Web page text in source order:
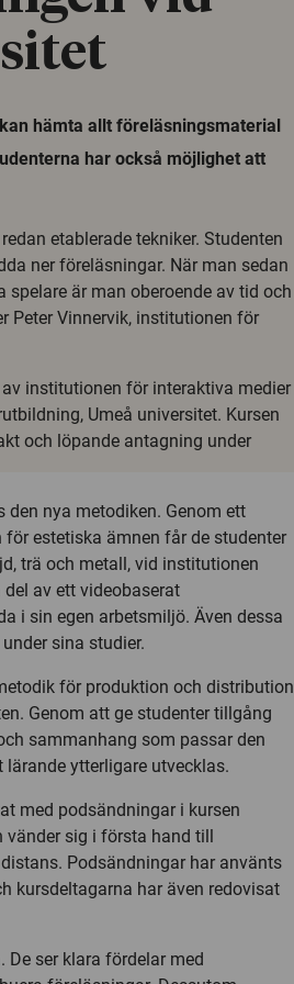
hämta allt föreläsningsmaterial
har också möjlighet att
etablerade tekniker. Studenten
ner föreläsningar. När man sedan
är man oberoende av tid och
Peter Vinnervik, institutionen för
institutionen för interaktiva medier
Umeå universitet. Kursen
och löpande antagning under
nya metodiken. Genom ett
estetiska ämnen får de studenter
trä och metall, vid institutionen
av ett videobaserat
i sin egen arbetsmiljö. Även dessa
sina studier.
för produktion och distribution
Genom att ge studenter tillgång
sammanhang som passar den
ytterligare utvecklas.
med podsändningar i kursen
vänder sig i första hand till
Podsändningar har använts
kursdeltagarna har även redovisat
ser klara fördelar med